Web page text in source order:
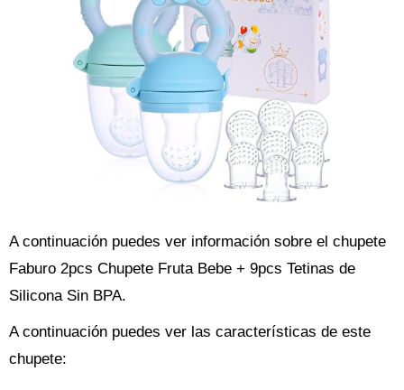
A continuación puedes ver información sobre el chupete
Faburo 2pcs Chupete Fruta Bebe + 9pcs Tetinas de
Silicona Sin BPA.
A continuación puedes ver las características de este
chupete: